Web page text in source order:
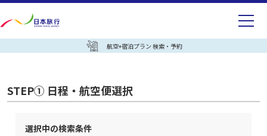
航空+宿泊プラン 検索・予約
STEP① 日程・航空便選択
選択中の検索条件